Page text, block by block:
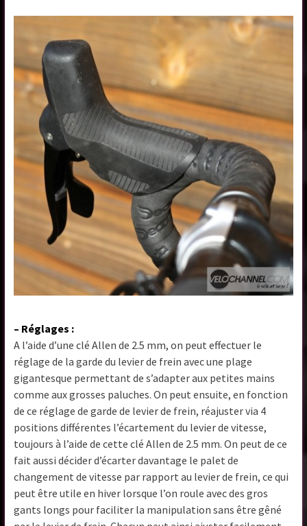
– Réglages :
A l’aide d’une clé Allen de 2.5 mm, on peut effectuer le
réglage de la garde du levier de frein avec une plage
gigantesque permettant de s’adapter aux petites mains
comme aux grosses paluches. On peut ensuite, en fonction
de ce réglage de garde de levier de frein, réajuster via 4
positions différentes l’écartement du levier de vitesse,
toujours à l’aide de cette clé Allen de 2.5 mm. On peut de ce
fait aussi décider d’écarter davantage le palet de
changement de vitesse par rapport au levier de frein, ce qui
peut être utile en hiver lorsque l’on roule avec des gros
gants longs pour faciliter la manipulation sans être gêné